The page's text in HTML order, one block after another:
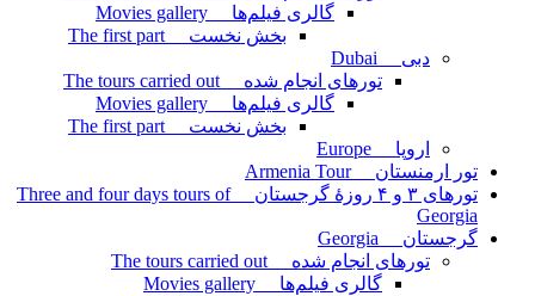
گالری فیلم‌ها Movies gallery
بخش نخست The first part
دبی Dubai
تورهای انجام شده The tours carried out
گالری فیلم‌ها Movies gallery
بخش نخست The first part
اروپا Europe
تور ارمنستان Armenia Tour
تورهای ۳ و ۴ روزۀ گرجستان Three and four days tours of
Georgia
گرجستان Georgia
تورهای انجام شده The tours carried out
گالری فیلم‌ها Movies gallery